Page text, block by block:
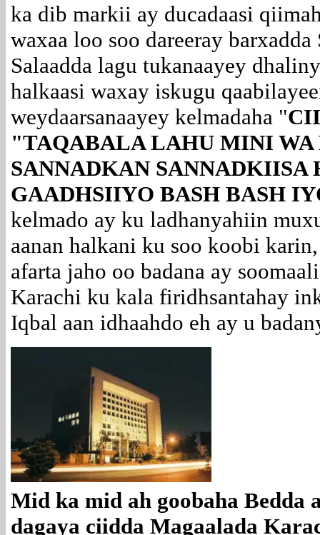
ka dib markii ay ducadaasi
waxaa loo soo dareeray
Salaadda lagu tukanaayey
halkaasi waxay iskugu
weydaarsanaayey kelmadaha "
"TAQABALA LAHU MINI
SANNADKAN SANNADKIISA
GAADHSIIYO BASH BASH
kelmado ay ku ladhanyahiin
aanan halkani ku soo koobi
afarta jaho oo badana ay
Karachi ku kala firidhsantahay
Iqbal aan idhaahdo eh ay u
Mid ka mid ah goobaha Bedda
dagaya ciidda Magaalada